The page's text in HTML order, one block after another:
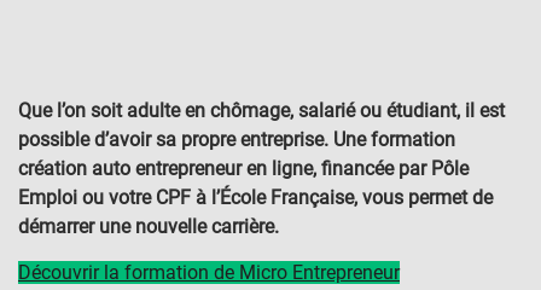
Que l’on soit adulte en chômage, salarié ou étudiant, il est
possible d’avoir sa propre entreprise. Une formation
création auto entrepreneur en ligne, financée par Pôle
Emploi ou votre CPF à l’École Française, vous permet de
démarrer une nouvelle carrière.
Découvrir la formation de Micro Entrepreneur